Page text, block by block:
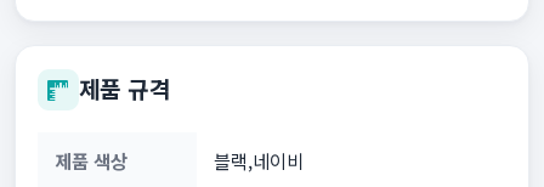
제품 규격
제품 색상 블랙,네이비